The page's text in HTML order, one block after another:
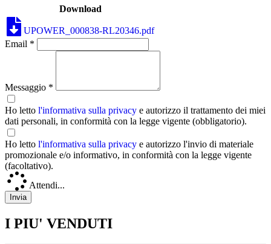
Download
UPOWER_000838-RL20346.pdf
Email *
Messaggio *
Ho letto l'informativa sulla privacy e autorizzo il trattamento dei miei
dati personali, in conformità con la legge vigente (obbligatorio).
Ho letto l'informativa sulla privacy e autorizzo l'invio di materiale
promozionale e/o informativo, in conformità con la legge vigente
(facoltativo).
Attendi...
I PIU' VENDUTI